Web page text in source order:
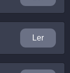
Ler